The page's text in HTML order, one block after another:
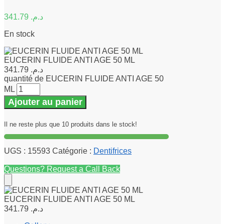
د.م.
En stock
EUCERIN FLUIDE ANTI AGE 50 ML
د.م.
quantité de EUCERIN FLUIDE ANTI AGE 50
ML
Ajouter au panier
Il ne reste plus que 10 produits dans le stock!
UGS : 15593 Catégorie : Dentifrices
Questions? Request a Call Back
EUCERIN FLUIDE ANTI AGE 50 ML
د.م.